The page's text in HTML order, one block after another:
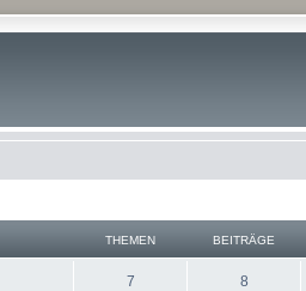
THEMEN BEITRÄGE
7 8